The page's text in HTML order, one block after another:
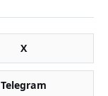
X
Telegram